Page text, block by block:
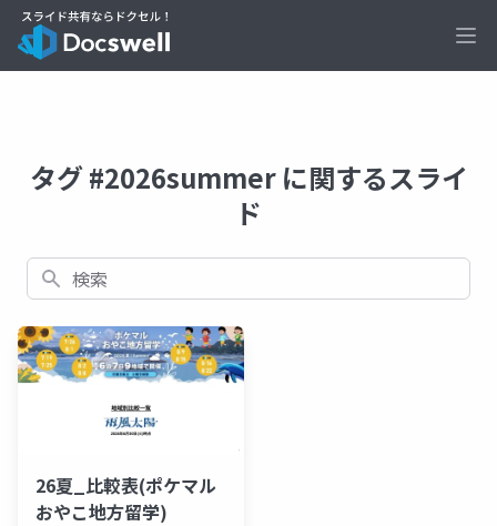
タグ #2026summer に関するスライ
ド
検索
26夏_比較表(ポケマル
おやこ地方留学)